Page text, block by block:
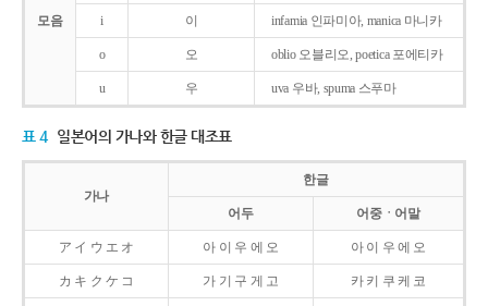
모음 i 이 infamia 인파미아, manica 마니카
o 오 oblio 오블리오, poetica 포에티카
u 우 uva 우바, spuma 스푸마
표 4 일본어의 가나와 한글 대조표
가나
한글
어두 어중ㆍ어말
ア イ ウ エ オ 아 이 우 에 오 아 이 우 에 오
カ キ ク ケ コ 가 기 구 게 고 카 키 쿠 케 코